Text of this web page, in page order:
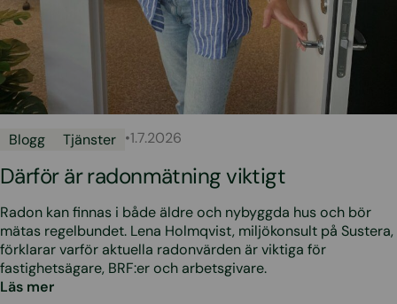
Blogg Tjänster •1.7.2026
Därför är radonmätning viktigt
Radon kan finnas i både äldre och nybyggda hus och bör
mätas regelbundet. Lena Holmqvist, miljökonsult på Sustera,
förklarar varför aktuella radonvärden är viktiga för
fastighetsägare, BRF:er och arbetsgivare.
Läs mer